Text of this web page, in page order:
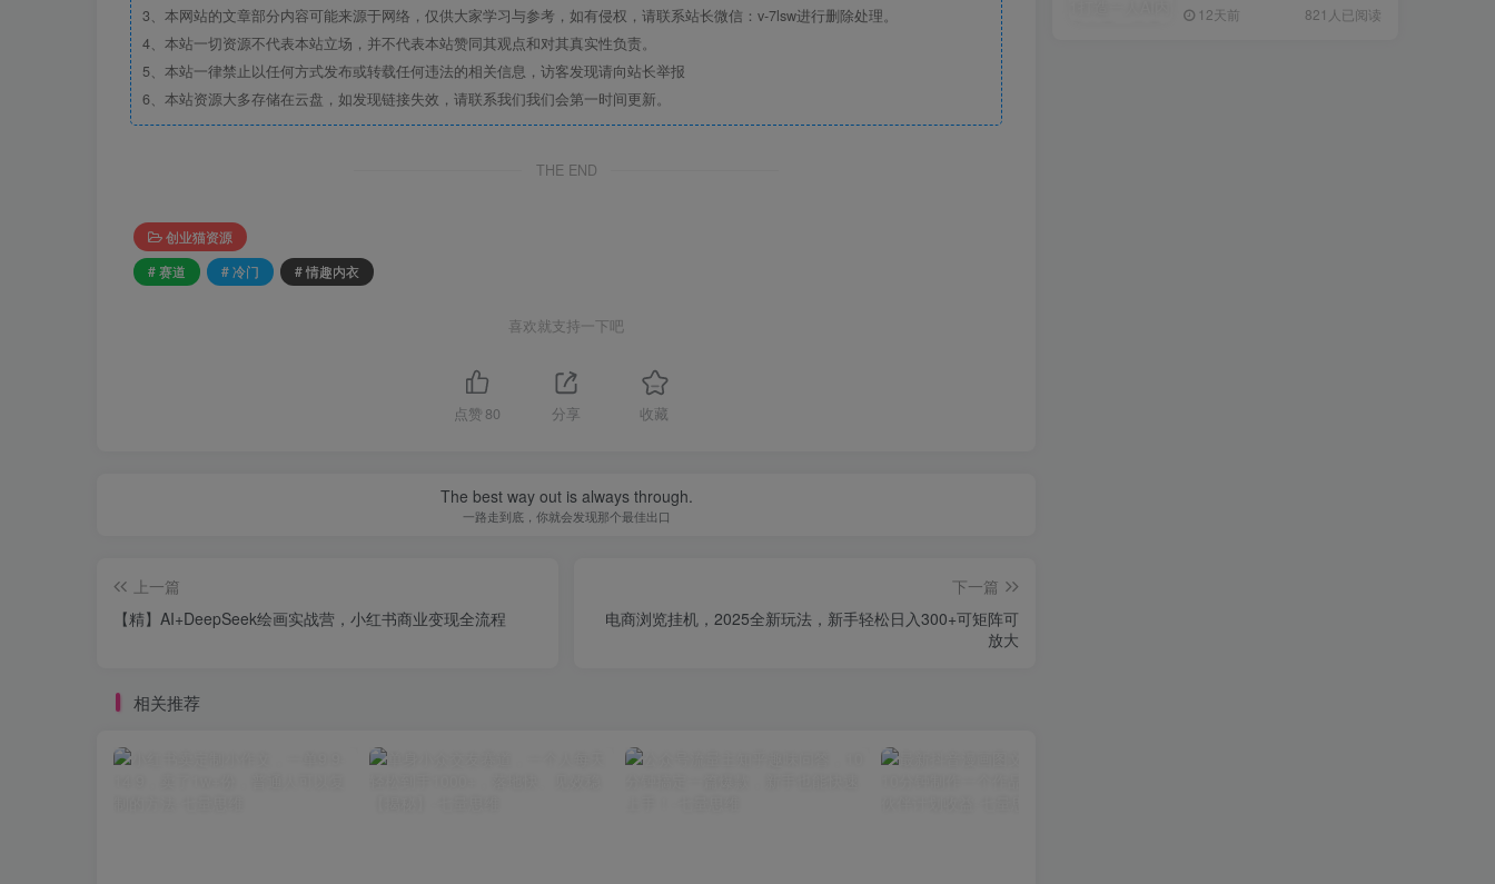
3、本网站的文章部分内容可能来源于网络，仅供大家学习与参考，如有侵权，请联系站长微信：v-7lsw进行删除处理。
4、本站一切资源不代表本站立场，并不代表本站赞同其观点和对其真实性负责。
5、本站一律禁止以任何方式发布或转载任何违法的相关信息，访客发现请向站长举报
6、本站资源大多存储在云盘，如发现链接失效，请联系我们我们会第一时间更新。
THE END
创业猫资源
# 赛道
# 冷门 # 情趣内衣
喜欢就支持一下吧
点赞 80 分享 收藏
The best way out is always through.
一路走到底，你就会发现那个最佳出口
上一篇
【精】AI+DeepSeek绘画实战营，小红书商业变现全流程
下一篇
电商浏览挂机，2025全新玩法，新手轻松日入300+可矩阵可
放大
相关推荐
流程实战
12天前 821人已阅读